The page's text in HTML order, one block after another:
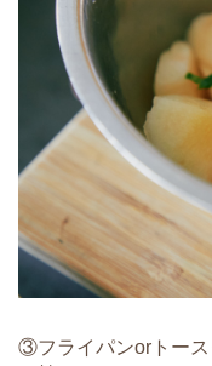
③フライパンorトース